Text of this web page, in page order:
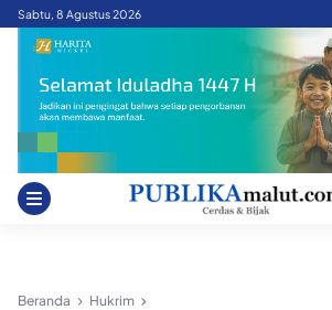
SkipSabtu, 8 Agustus 2026
Beranda Hukrim